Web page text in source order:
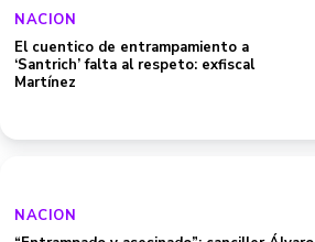
NACION
El cuentico de entrampamiento a
‘Santrich’ falta al respeto: exfiscal
Martínez
NACION